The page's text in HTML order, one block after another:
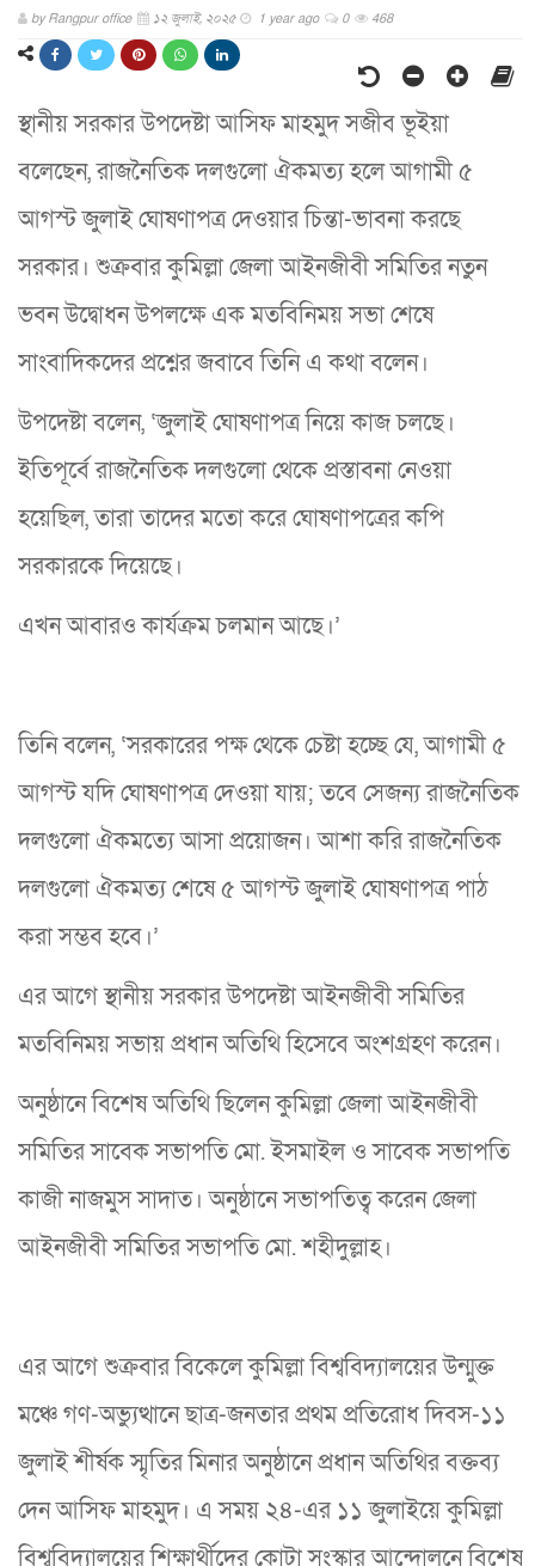
byRangpur office ১২ জুলাই, ২০২৫ 1 year ago 0 468
স্থানীয় সরকার উপদেষ্টা আসিফ মাহমুদ সজীব ভূইয়া
বলেছেন, রাজনৈতিক দলগুলো ঐকমত্য হলে আগামী ৫
আগস্ট জুলাই ঘোষণাপত্র দেওয়ার চিন্তা-ভাবনা করছে
সরকার। শুক্রবার কুমিল্লা জেলা আইনজীবী সমিতির নতুন
ভবন উদ্বোধন উপলক্ষে এক মতবিনিময় সভা শেষে
সাংবাদিকদের প্রশ্নের জবাবে তিনি এ কথা বলেন।
উপদেষ্টা বলেন, ‘জুলাই ঘোষণাপত্র নিয়ে কাজ চলছে।
ইতিপূর্বে রাজনৈতিক দলগুলো থেকে প্রস্তাবনা নেওয়া
হয়েছিল, তারা তাদের মতো করে ঘোষণাপত্রের কপি
সরকারকে দিয়েছে।
এখন আবারও কার্যক্রম চলমান আছে।’
তিনি বলেন, ‘সরকারের পক্ষ থেকে চেষ্টা হচ্ছে যে, আগামী ৫
আগস্ট যদি ঘোষণাপত্র দেওয়া যায়; তবে সেজন্য রাজনৈতিক
দলগুলো ঐকমত্যে আসা প্রয়োজন। আশা করি রাজনৈতিক
দলগুলো ঐকমত্য শেষে ৫ আগস্ট জুলাই ঘোষণাপত্র পাঠ
করা সম্ভব হবে।’
এর আগে স্থানীয় সরকার উপদেষ্টা আইনজীবী সমিতির
মতবিনিময় সভায় প্রধান অতিথি হিসেবে অংশগ্রহণ করেন।
অনুষ্ঠানে বিশেষ অতিথি ছিলেন কুমিল্লা জেলা আইনজীবী
সমিতির সাবেক সভাপতি মো. ইসমাইল ও সাবেক সভাপতি
কাজী নাজমুস সাদাত। অনুষ্ঠানে সভাপতিত্ব করেন জেলা
আইনজীবী সমিতির সভাপতি মো. শহীদুল্লাহ।
এর আগে শুক্রবার বিকেলে কুমিল্লা বিশ্ববিদ্যালয়ের উন্মুক্ত
মঞ্চে গণ-অভ্যুত্থানে ছাত্র-জনতার প্রথম প্রতিরোধ দিবস-১১
জুলাই শীর্ষক স্মৃতির মিনার অনুষ্ঠানে প্রধান অতিথির বক্তব্য
দেন আসিফ মাহমুদ। এ সময় ২৪-এর ১১ জুলাইয়ে কুমিল্লা
বিশ্ববিদ্যালয়ের শিক্ষার্থীদের কোটা সংস্কার আন্দোলনে বিশেষ